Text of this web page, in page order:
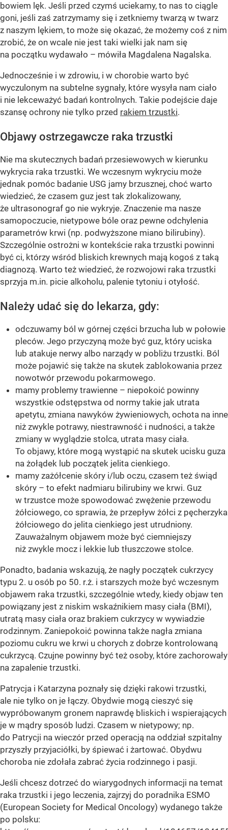
bowiem lęk. Jeśli przed czymś uciekamy, to nas to ciągle
goni, jeśli zaś zatrzymamy się i zetkniemy twarzą w twarz
z naszym lękiem, to może się okazać, że możemy coś z nim
zrobić, że on wcale nie jest taki wielki jak nam się
na początku wydawało – mówiła Magdalena Nagalska.
Jednocześnie i w zdrowiu, i w chorobie warto być
wyczulonym na subtelne sygnały, które wysyła nam ciało
i nie lekceważyć badań kontrolnych. Takie podejście daje
szansę ochrony nie tylko przed rakiem trzustki.
Objawy ostrzegawcze raka trzustki
Nie ma skutecznych badań przesiewowych w kierunku
wykrycia raka trzustki. We wczesnym wykryciu może
jednak pomóc badanie USG jamy brzusznej, choć warto
wiedzieć, że czasem guz jest tak zlokalizowany,
że ultrasonograf go nie wykryje. Znaczenie ma nasze
samopoczucie, nietypowe bóle oraz pewne odchylenia
parametrów krwi (np. podwyższone miano bilirubiny).
Szczególnie ostrożni w kontekście raka trzustki powinni
być ci, którzy wśród bliskich krewnych mają kogoś z taką
diagnozą. Warto też wiedzieć, że rozwojowi raka trzustki
sprzyja m.in. picie alkoholu, palenie tytoniu i otyłość.
Należy udać się do lekarza, gdy:
odczuwamy ból w górnej części brzucha lub w połowie
pleców. Jego przyczyną może być guz, który uciska
lub atakuje nerwy albo narządy w pobliżu trzustki. Ból
może pojawić się także na skutek zablokowania przez
nowotwór przewodu pokarmowego.
mamy problemy trawienne – niepokoić powinny
wszystkie odstępstwa od normy takie jak utrata
apetytu, zmiana nawyków żywieniowych, ochota na inne
niż zwykle potrawy, niestrawność i nudności, a także
zmiany w wyglądzie stolca, utrata masy ciała.
To objawy, które mogą wystąpić na skutek ucisku guza
na żołądek lub początek jelita cienkiego.
mamy zażółcenie skóry i/lub oczu, czasem też świąd
skóry – to efekt nadmiaru bilirubiny we krwi. Guz
w trzustce może spowodować zwężenie przewodu
żółciowego, co sprawia, że przepływ żółci z pęcherzyka
żółciowego do jelita cienkiego jest utrudniony.
Zauważalnym objawem może być ciemniejszy
niż zwykle mocz i lekkie lub tłuszczowe stolce.
Ponadto, badania wskazują, że nagły początek cukrzycy
typu 2. u osób po 50. r.ż. i starszych może być wczesnym
objawem raka trzustki, szczególnie wtedy, kiedy objaw ten
powiązany jest z niskim wskaźnikiem masy ciała (BMI),
utratą masy ciała oraz brakiem cukrzycy w wywiadzie
rodzinnym. Zaniepokoić powinna także nagła zmiana
poziomu cukru we krwi u chorych z dobrze kontrolowaną
cukrzycą. Czujne powinny być też osoby, które zachorowały
na zapalenie trzustki.
Patrycja i Katarzyna poznały się dzięki rakowi trzustki,
ale nie tylko on je łączy. Obydwie mogą cieszyć się
wypróbowanym gronem naprawdę bliskich i wspierających
je w mądry sposób ludzi. Czasem w nietypowy; np.
do Patrycji na wieczór przed operacją na oddział szpitalny
przyszły przyjaciółki, by śpiewać i żartować. Obydwu
choroba nie zdołała zabrać życia rodzinnego i pasji.
Jeśli chcesz dotrzeć do wiarygodnych informacji na temat
raka trzustki i jego leczenia, zajrzyj do poradnika ESMO
(European Society for Medical Oncology) wydanego także
po polsku: